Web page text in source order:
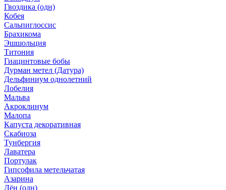
Гвоздика (одн)
Кобея
Сальпиглоссис
Брахикома
Эшшольция
Титония
Гиацинтовые бобы
Дурман метел (Датура)
Дельфиниум однолетний
Лобелия
Мальва
Акроклинум
Малопа
Капуста декоративная
Скабиоза
Тунбергия
Лаватера
Портулак
Гипсофила метельчатая
Азарина
Лён (одн)